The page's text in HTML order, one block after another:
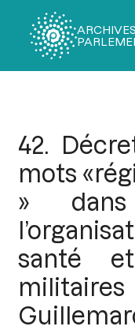
ARCHIVES
42.
mots
»
santé